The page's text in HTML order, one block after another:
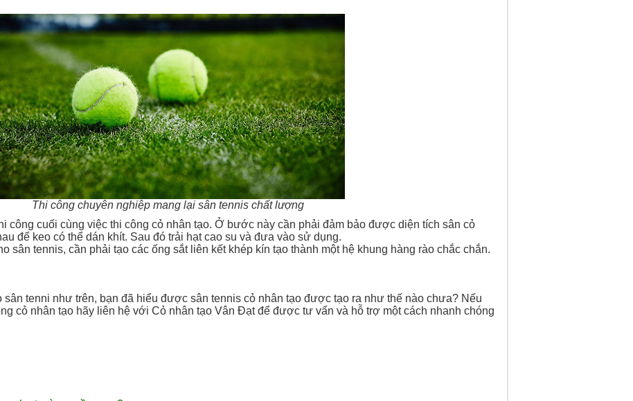
Thi công chuyên nghiệp mang lại sân tennis chất lượng
công cuối cùng việc thi công cỏ nhân tạo. Ở bước này cần phải đảm bảo được diện tích sân cỏ
để keo có thể dán khít. Sau đó trải hạt cao su và đưa vào sử dụng.
sân tennis, cần phải tạo các ống sắt liên kết khép kín tạo thành một hệ khung hàng rào chắc chắn.
sân tenni như trên, bạn đã hiểu được sân tennis cỏ nhân tạo được tạo ra như thế nào chưa? Nếu
cỏ nhân tạo hãy liên hệ với Cỏ nhân tạo Vân Đạt để được tư vấn và hỗ trợ một cách nhanh chóng